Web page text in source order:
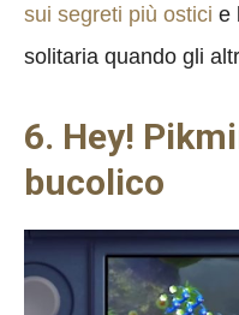
sui segreti più ostici e
solitaria quando gli
6. Hey!
bucolico